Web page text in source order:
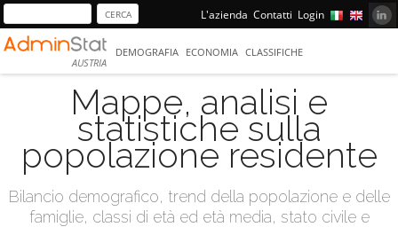
L'azienda Contatti Login
AUSTRIA
DEMOGRAFIA ECONOMIA CLASSIFICHE
Mappe, analisi e
statistiche sulla
popolazione residente
Bilancio demografico, trend della popolazione e delle
famiglie, classi di età ed età media, stato civile e